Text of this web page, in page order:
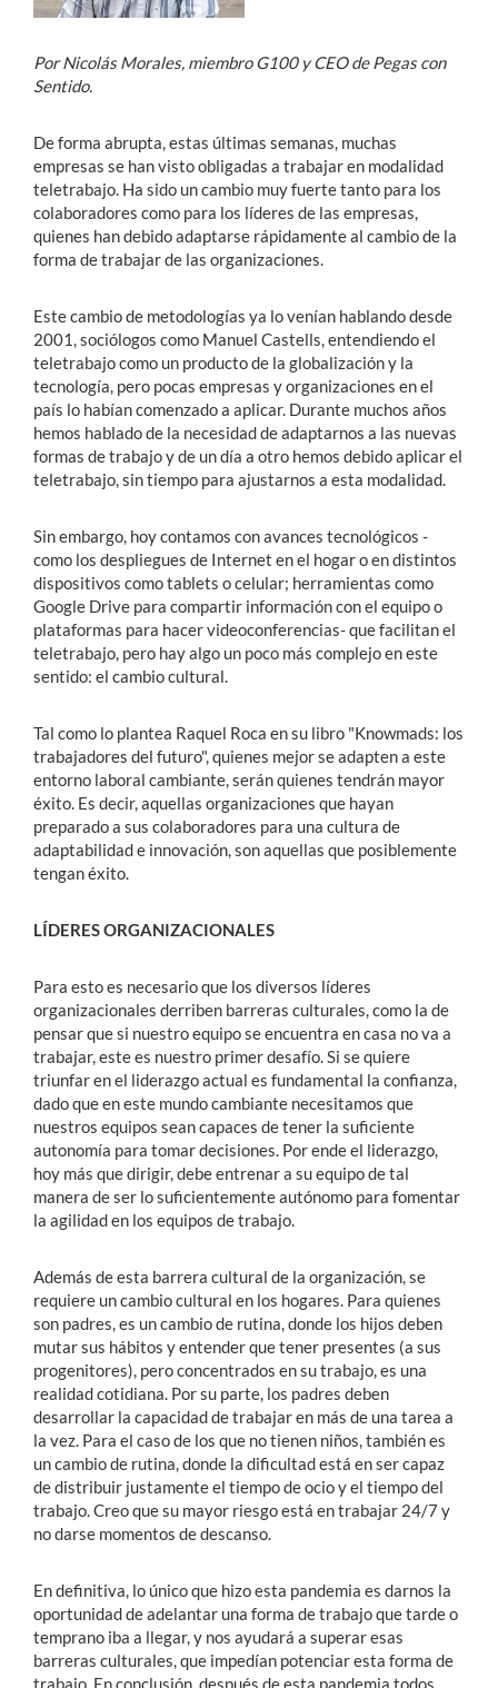
Por Nicolás Morales, miembro G100 y CEO de Pegas con
Sentido.
De forma abrupta, estas últimas semanas, muchas
empresas se han visto obligadas a trabajar en modalidad
teletrabajo. Ha sido un cambio muy fuerte tanto para los
colaboradores como para los líderes de las empresas,
quienes han debido adaptarse rápidamente al cambio de la
forma de trabajar de las organizaciones.
Este cambio de metodologías ya lo venían hablando desde
2001, sociólogos como Manuel Castells, entendiendo el
teletrabajo como un producto de la globalización y la
tecnología, pero pocas empresas y organizaciones en el
país lo habían comenzado a aplicar. Durante muchos años
hemos hablado de la necesidad de adaptarnos a las nuevas
formas de trabajo y de un día a otro hemos debido aplicar el
teletrabajo, sin tiempo para ajustarnos a esta modalidad.
Sin embargo, hoy contamos con avances tecnológicos -
como los despliegues de Internet en el hogar o en distintos
dispositivos como tablets o celular; herramientas como
Google Drive para compartir información con el equipo o
plataformas para hacer videoconferencias- que facilitan el
teletrabajo, pero hay algo un poco más complejo en este
sentido: el cambio cultural.
Tal como lo plantea Raquel Roca en su libro "Knowmads: los
trabajadores del futuro", quienes mejor se adapten a este
entorno laboral cambiante, serán quienes tendrán mayor
éxito. Es decir, aquellas organizaciones que hayan
preparado a sus colaboradores para una cultura de
adaptabilidad e innovación, son aquellas que posiblemente
tengan éxito.
LÍDERES ORGANIZACIONALES
Para esto es necesario que los diversos líderes
organizacionales derriben barreras culturales, como la de
pensar que si nuestro equipo se encuentra en casa no va a
trabajar, este es nuestro primer desafío. Si se quiere
triunfar en el liderazgo actual es fundamental la confianza,
dado que en este mundo cambiante necesitamos que
nuestros equipos sean capaces de tener la suficiente
autonomía para tomar decisiones. Por ende el liderazgo,
hoy más que dirigir, debe entrenar a su equipo de tal
manera de ser lo suficientemente autónomo para fomentar
la agilidad en los equipos de trabajo.
Además de esta barrera cultural de la organización, se
requiere un cambio cultural en los hogares. Para quienes
son padres, es un cambio de rutina, donde los hijos deben
mutar sus hábitos y entender que tener presentes (a sus
progenitores), pero concentrados en su trabajo, es una
realidad cotidiana. Por su parte, los padres deben
desarrollar la capacidad de trabajar en más de una tarea a
la vez. Para el caso de los que no tienen niños, también es
un cambio de rutina, donde la dificultad está en ser capaz
de distribuir justamente el tiempo de ocio y el tiempo del
trabajo. Creo que su mayor riesgo está en trabajar 24/7 y
no darse momentos de descanso.
En definitiva, lo único que hizo esta pandemia es darnos la
oportunidad de adelantar una forma de trabajo que tarde o
temprano iba a llegar, y nos ayudará a superar esas
barreras culturales, que impedían potenciar esta forma de
trabajo. En conclusión, después de esta pandemia todos